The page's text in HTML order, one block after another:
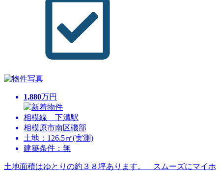
1,880万円
相模線 下溝駅
相模原市南区磯部
土地：126.5㎡(実測)
建築条件：無
土地面積はゆとりの約３８坪あります。 スムーズにマイホ